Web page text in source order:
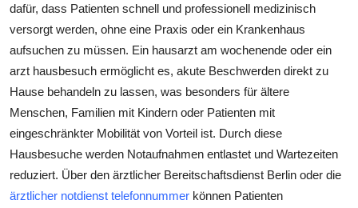
dafür, dass Patienten schnell und professionell medizinisch
versorgt werden, ohne eine Praxis oder ein Krankenhaus
aufsuchen zu müssen. Ein hausarzt am wochenende oder ein
arzt hausbesuch ermöglicht es, akute Beschwerden direkt zu
Hause behandeln zu lassen, was besonders für ältere
Menschen, Familien mit Kindern oder Patienten mit
eingeschränkter Mobilität von Vorteil ist. Durch diese
Hausbesuche werden Notaufnahmen entlastet und Wartezeiten
reduziert. Über den ärztlicher Bereitschaftsdienst Berlin oder die
ärztlicher notdienst telefonnummer können Patienten